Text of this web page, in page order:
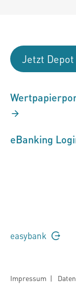
Jetzt
eBanking
easybank
Impressum |